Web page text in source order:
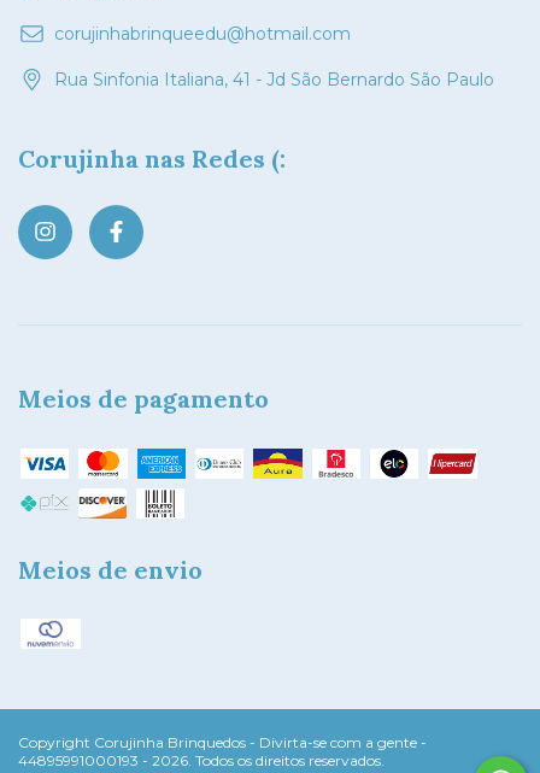
corujinhabrinqueedu@hotmail.com
Rua Sinfonia Italiana, 41 - Jd São Bernardo São Paulo
Corujinha nas Redes (:
Meios de pagamento
Meios de envio
Copyright Corujinha Brinquedos - Divirta-se com a gente -
44895991000193 - 2026. Todos os direitos reservados.